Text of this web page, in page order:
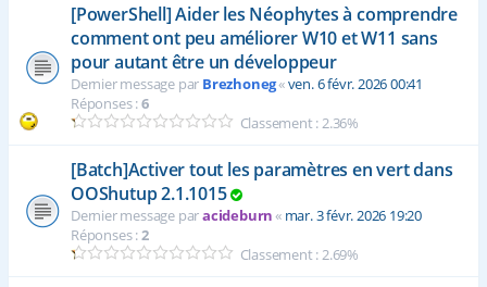
[PowerShell] Aider les Néophytes à comprendre
comment ont peu améliorer W10 et W11 sans
pour autant être un développeur
Dernier message par Brezhoneg«ven. 6 févr. 2026 00:41
Réponses :6
Classement : 2.36%
[Batch]Activer tout les paramètres en vert dans
OOShutup 2.1.1015
Dernier message paracideburn« mar. 3 févr. 2026 19:20
Réponses :2
Classement : 2.69%